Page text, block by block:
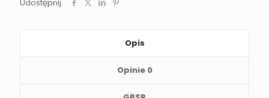
Udostępnij
Opis
Opinie 0